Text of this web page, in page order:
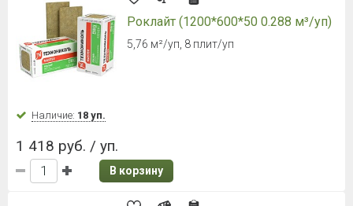
Роклайт (1200*600*50 0.288 м³/уп)
5,76 м²/уп, 8 плит/уп
Наличие: 18 уп.
1 418 руб. / уп.
В корзину